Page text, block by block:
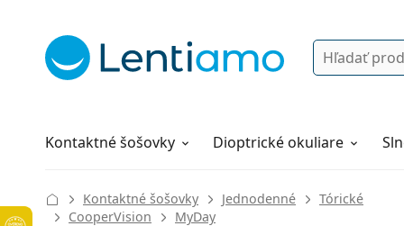
Vyhľadávanie
Kontaktné šošovky
Roztoky Dioptrické okuliare
Všetko o nákupe
Kontaktné šošovky Jednodenné
Tórické
CooperVision
MyDay